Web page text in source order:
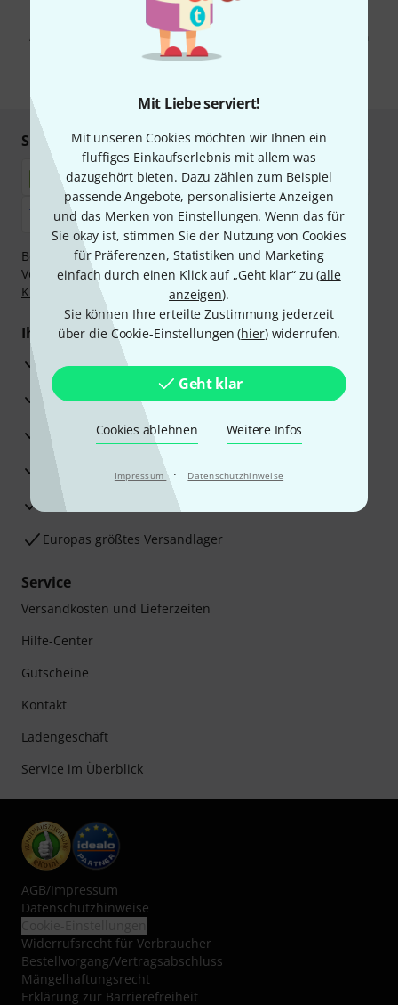
Mit Liebe serviert!
Mit unseren Cookies möchten wir Ihnen ein
fluffiges Einkaufserlebnis mit allem was
dazugehört bieten. Dazu zählen zum Beispiel
passende Angebote, personalisierte Anzeigen
und das Merken von Einstellungen. Wenn das für
Sie okay ist, stimmen Sie der Nutzung von Cookies
für Präferenzen, Statistiken und Marketing
einfach durch einen Klick auf „Geht klar“ zu (alle
anzeigen).
Sie können Ihre erteilte Zustimmung jederzeit
über die Cookie-Einstellungen (hier) widerrufen.
Geht klar
Cookies ablehnen Weitere Infos
Impressum · Datenschutzhinweise
Mit Klick auf „Jetzt anmelden“ stimmen Sie dem Erhalt von E-Mail-
Werbung und einer Messung des E-Mail-Nutzungsverhaltens zu. Die
Abmeldung ist jederzeit möglich. Weitere Informationen finden Sie in
unserenDatenschutzhinweisen
Sicher einkaufen & bezahlen
Bezahlen Sie vertraulich und sicher per Nachnahme,
Vorkasse, PayPal, Amazon Pay,Klarna Sofort bezahlen
Klarna Ratenzahlung
oder Kreditkarte.
Ihre Vorteile
3 Jahre Thomann Garantie
30 Tage Money-Back-Garantie
Reparaturservice
Beratung durch Fachexperten
Zufriedenheitsgarantie
Europas größtes Versandlager
Service
Versandkosten und Lieferzeiten
Hilfe-Center
Gutscheine
Kontakt
Ladengeschäft
Service im Überblick
AGB/Impressum
Datenschutzhinweise
Widerrufsrecht für Verbraucher
Bestellvorgang/Vertragsabschluss
Mängelhaftungsrecht
Erklärung zur Barrierefreiheit